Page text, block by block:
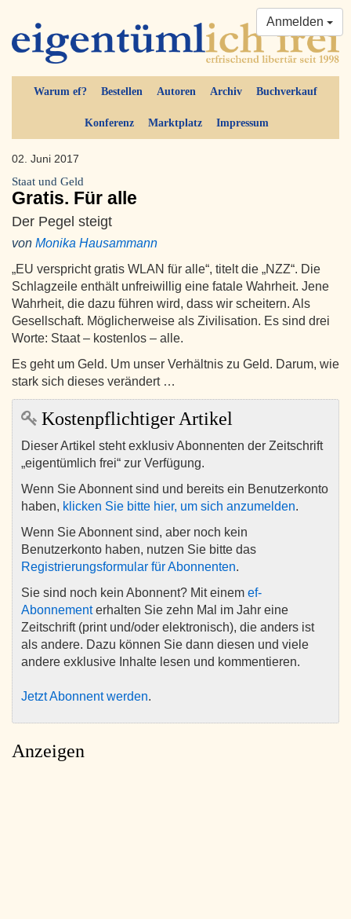
Warum ef? Bestellen Autoren Archiv Buchverkauf
Konferenz Marktplatz Impressum
Anmelden
02. Juni 2017
Staat und Geld
Gratis. Für alle
Der Pegel steigt
von Monika Hausammann
„EU verspricht gratis WLAN für alle“, titelt die „NZZ“. Die
Schlagzeile enthält unfreiwillig eine fatale Wahrheit. Jene
Wahrheit, die dazu führen wird, dass wir scheitern. Als
Gesellschaft. Möglicherweise als Zivilisation. Es sind drei
Worte: Staat – kostenlos – alle.
Es geht um Geld. Um unser Verhältnis zu Geld. Darum, wie
stark sich dieses verändert …
Kostenpflichtiger Artikel
Dieser Artikel steht exklusiv Abonnenten der Zeitschrift
„eigentümlich frei“ zur Verfügung.
Wenn Sie Abonnent sind und bereits ein Benutzerkonto
haben, klicken Sie bitte hier, um sich anzumelden.
Wenn Sie Abonnent sind, aber noch kein
Benutzerkonto haben, nutzen Sie bitte das
Registrierungsformular für Abonnenten.
Sie sind noch kein Abonnent? Mit einem ef-
Abonnementerhalten Sie zehn Mal im Jahr eine
Zeitschrift (print und/oder elektronisch), die anders ist
als andere. Dazu können Sie dann diesen und viele
andere exklusive Inhalte lesen und kommentieren.
Jetzt Abonnent werden.
Anzeigen